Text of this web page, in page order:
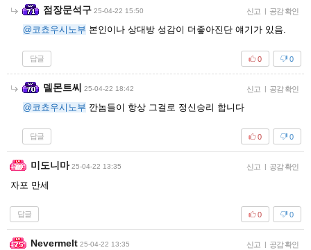
점장문석구 25-04-22 15:50 신고 | 공감 확인
@코쵸우시노부 본인이나 상대방 성감이 더좋아진단 얘기가 있음.
답글 0
0
델몬트씨 25-04-22 18:42 신고 | 공감 확인
@코쵸우시노부 깐놈들이 항상 그걸로 정신승리 합니다
답글 0
0
미도니마 25-04-22 13:35 신고 | 공감 확인
자포 만세
답글 0
0
Nevermelt 25-04-22 13:35 신고 | 공감 확인